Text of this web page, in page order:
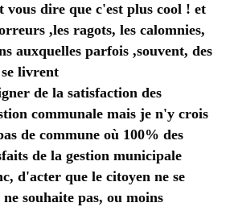
vous dire que c'est plus cool ! et
,les ragots, les calomnies,
auxquelles parfois ,souvent, des
livrent
de la satisfaction des
communale mais je n'y crois
de commune où 100% des
de la gestion municipale
d'acter que le citoyen ne se
souhaite pas, ou moins